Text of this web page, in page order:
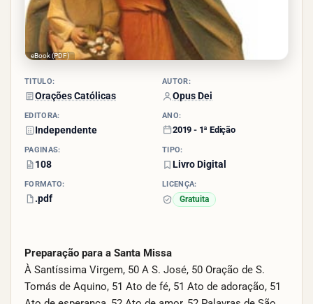
eBook (PDF)
TÍTULO:
Orações Católicas
AUTOR:
Opus Dei
EDITORA:
Independente
ANO:
2019 - 1ª Edição
PÁGINAS:
108
TIPO:
Livro Digital
FORMATO:
.pdf
LICENÇA:
Gratuita
Preparação para a Santa Missa
À Santíssima Virgem, 50 A S. José, 50 Oração de S.
Tomás de Aquino, 51 Ato de fé, 51 Ato de adoração, 51